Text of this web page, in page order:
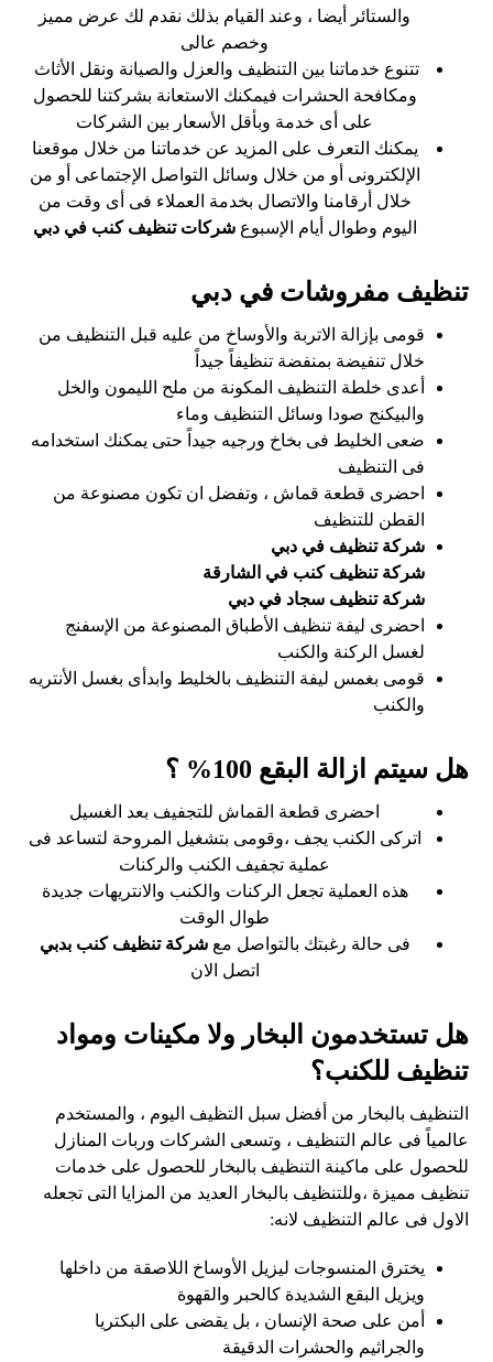
والستائر أيضا ، وعند القيام بذلك نقدم لك عرض مميز
وخصم عالى
تتنوع خدماتنا بين التنظيف والعزل والصيانة ونقل الأثاث
ومكافحة الحشرات فيمكنك الاستعانة بشركتنا للحصول
على أى خدمة وبأقل الأسعار بين الشركات
يمكنك التعرف على المزيد عن خدماتنا من خلال موقعنا
الإلكترونى أو من خلال وسائل التواصل الإجتماعى أو من
خلال أرقامنا والاتصال بخدمة العملاء فى أى وقت من
اليوم وطوال أيام الإسبوعشركات تنظيف كنب في دبي
تنظيف مفروشات في دبي
قومى بإزالة الاتربة والأوساخ من عليه قبل التنظيف من
خلال تنفيضة بمنفضة تنظيفاً جيداً
أعدى خلطة التنظيف المكونة من ملح الليمون والخل
والبيكنج صودا وسائل التنظيف وماء
ضعى الخليط فى بخاخ ورجيه جيداً حتى يمكنك استخدامه
فى التنظيف
احضرى قطعة قماش ، وتفضل ان تكون مصنوعة من
القطن للتنظيف
شركة تنظيف في دبي
شركة تنظيف كنب في الشارقة
شركة تنظيف سجاد في دبي
احضرى ليفة تنظيف الأطباق المصنوعة من الإسفنج
لغسل الركنة والكنب
قومى بغمس ليفة التنظيف بالخليط وابدأى بغسل الأنتريه
والكنب
هل سيتم ازالة البقع 100% ؟
احضرى قطعة القماش للتجفيف بعد الغسيل
اتركى الكنب يجف ،وقومى بتشغيل المروحة لتساعد فى
عملية تجفيف الكنب والركنات
هذه العملية تجعل الركنات والكنب والانتريهات جديدة
طوال الوقت
فى حالة رغبتك بالتواصل معشركة تنظيف كنب بدبي
اتصل الان
هل تستخدمون البخار ولا مكينات ومواد
تنظيف للكنب؟
التنظيف بالبخار من أفضل سبل التظيف اليوم ، والمستخدم
عالمياً فى عالم التنظيف ، وتسعى الشركات وربات المنازل
للحصول على ماكينة التنظيف بالبخار للحصول على خدمات
تنظيف مميزة ،وللتنظيف بالبخار العديد من المزايا التى تجعله
الاول فى عالم التنظيف لانه:
يخترق المنسوجات ليزيل الأوساخ اللاصقة من داخلها
ويزيل البقع الشديدة كالحبر والقهوة
أمن على صحة الإنسان ، بل يقضى على البكتريا
والجراثيم والحشرات الدقيقة